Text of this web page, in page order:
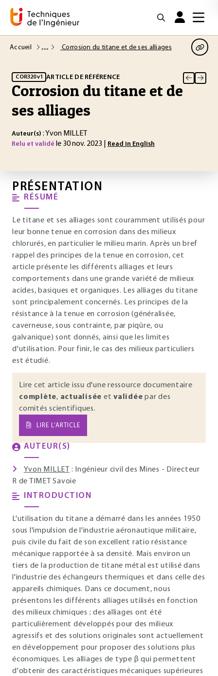
Accueil Corrosion du titane et de ses alliages
COR320 v1 ARTICLE DE RÉFÉRENCE
Corrosion du titane et de
ses alliages
Auteur(s) : Yvon MILLET
Relu et validé le 30 nov. 2023 | Read in English
PRÉSENTATION
RÉSUMÉ
Le titane et ses alliages sont couramment utilisés pour
leur bonne tenue en corrosion dans des milieux
chlorurés, en particulier le milieu marin. Après un bref
rappel des principes de la tenue en corrosion, cet
article présente les différents alliages et leurs
comportements dans une grande variété de milieux
acides, basiques et organiques. Les alliages du titane
sont principalement concernés. Les principes de la
résistance à la tenue en corrosion (généralisée,
caverneuse, sous contrainte, par piqûre, ou
galvanique) sont donnés, ainsi que les limites
d'utilisation. Pour finir, le cas des milieux particuliers
est étudié.
Lire cet article issu d'une ressource documentaire
complète, actualisée et validée par des
comités scientifiques.
LIRE L’ARTICLE
AUTEUR(S)
Yvon MILLET
: Ingénieur civil des Mines - Directeur
R de TIMET Savoie
INTRODUCTION
L'utilisation du titane a démarré dans les années 1950
sous l'impulsion de l'industrie aéronautique militaire,
puis civile du fait de son excellent ratio résistance
mécanique rapportée à sa densité. Mais environ un
tiers de la production de titane métal est utilisé dans
l'industrie des échangeurs thermiques et dans celle des
appareils chimiques. Dans ce document, nous
présentons les différents alliages utilisés en fonction
des milieux chimiques ; des alliages ont été
particulièrement développés pour des milieux
agressifs et des solutions originales sont actuellement
en développement pour proposer des solutions plus
économiques. Les alliages de type β qui permettent
d'obtenir des caractéristiques mécaniques supérieures